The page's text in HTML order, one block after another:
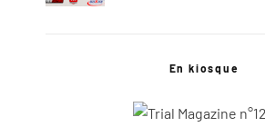
En kiosque